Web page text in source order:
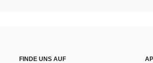
FINDE UNS AUF